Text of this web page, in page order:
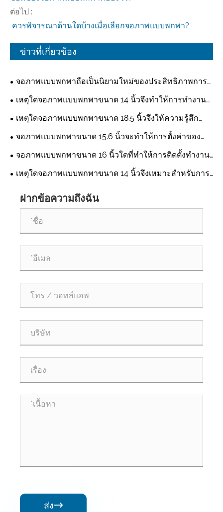
ต่อไป :
‌‌ ควรพิจารณาด้านใดบ้างเมื่อเลือกจอภาพแบบพกพา?
ข่าวที่เกี่ยวข้อง
จอภาพแบบพกพาถือเป็นนิยามใหม่ของประสิทธิภาพการ
ทำงานและความบันเทิงแบบหลายอุปกรณ์หรือไม่
เหตุใดจอภาพแบบพกพาขนาด 14 นิ้วจึงทำให้การทำงาน
ในแต่ละวันง่ายขึ้นมาก
เหตุใดจอภาพแบบพกพาขนาด 18.5 นิ้วจึงให้ความรู้สึก
จอภาพแบบพกพาขนาด 15.6 นิ้วจะทำให้การตั้งค่าของ
คุณมีความคล่องตัวอย่างแท้จริงได้อย่างไร
จอภาพแบบพกพาขนาด 16 นิ้วใดที่ทำให้การติดตั้งทำงาน
ได้ทุกที่สะดวกสบายจริงๆ
เหตุใดจอภาพแบบพกพาขนาด 14 นิ้วจึงเหมาะสำหรับการ
ฝากข้อความถึงฉัน
ส่ง